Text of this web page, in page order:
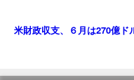
米財政収支、６月は270億ド